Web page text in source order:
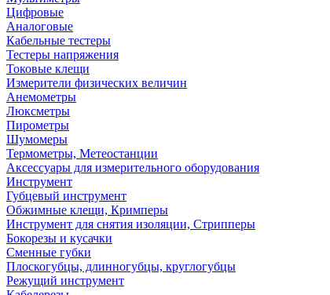
Цифровые
Аналоговые
Кабельные тестеры
Тестеры напряжения
Токовые клещи
Измерители физических величин
Анемометры
Люксметры
Пирометры
Шумомеры
Термометры, Метеостанции
Аксессуары для измерительного оборудования
Инструмент
Губцевый инструмент
Обжимные клещи, Кримперы
Инструмент для снятия изоляции, Стрипперы
Бокорезы и кусачки
Сменные губки
Плоскогубцы, длинногубцы, круглогубцы
Режущий инструмент